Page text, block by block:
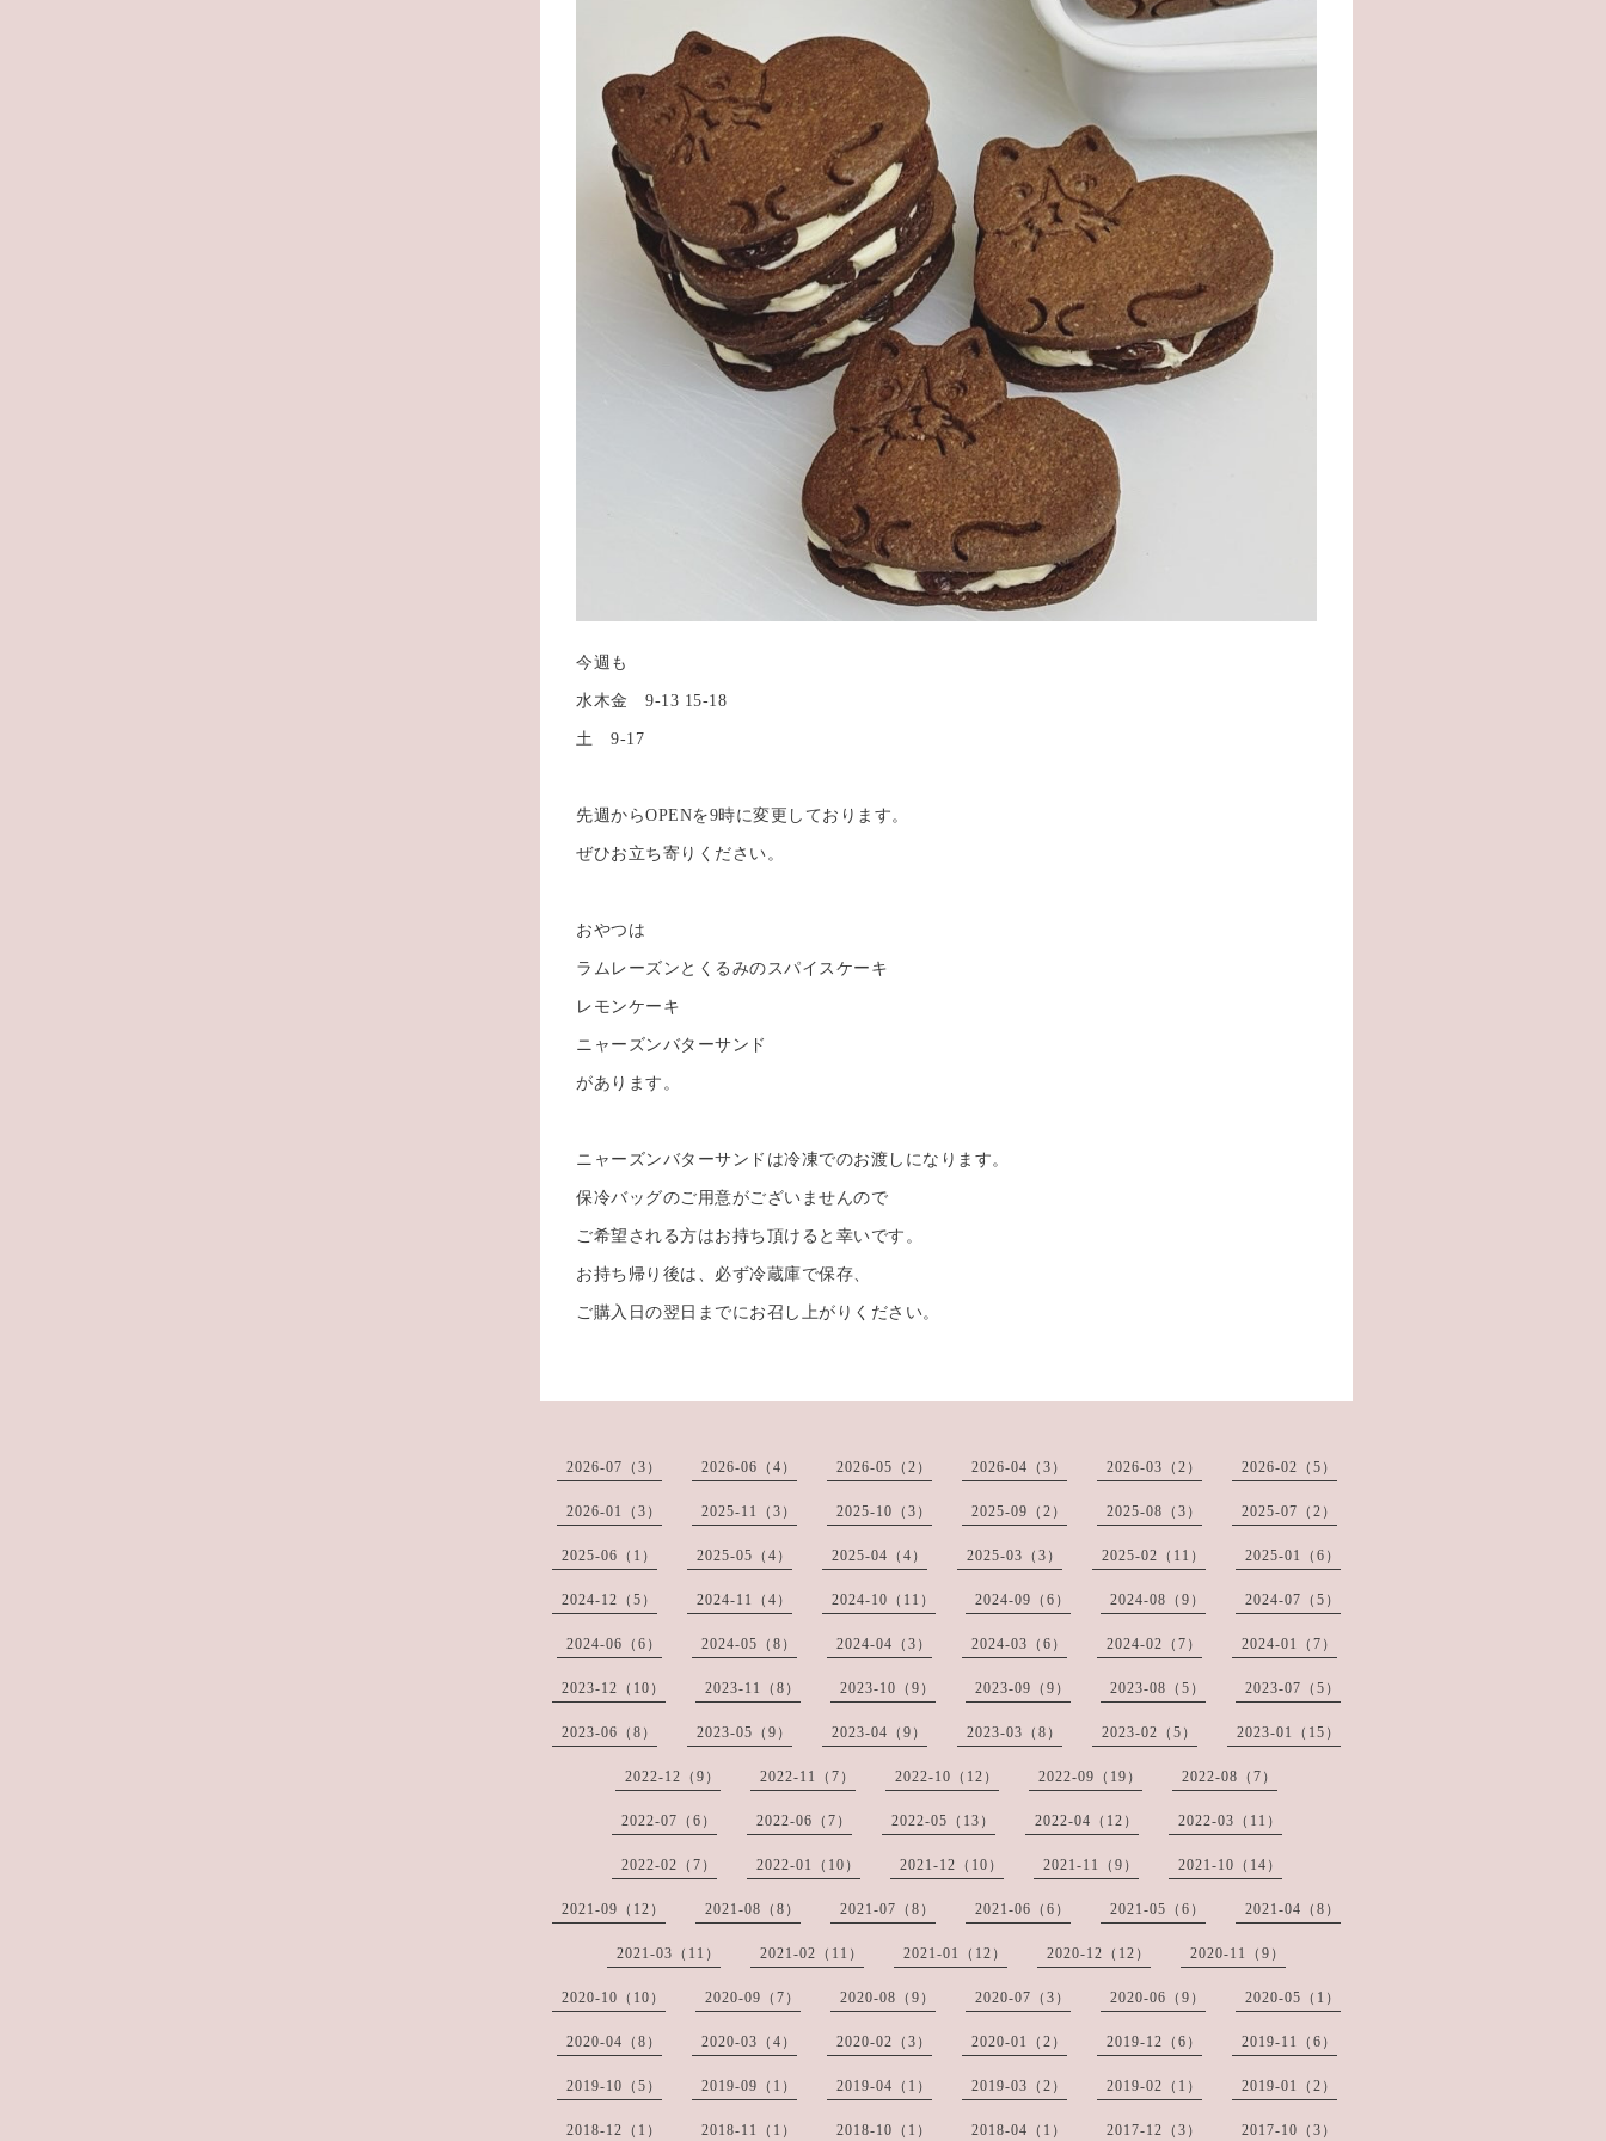
今週も
水木金 9-13 15-18
土 9-17
先週からOPENを9時に変更しております。
ぜひお立ち寄りください。
おやつは
ラムレーズンとくるみのスパイスケーキ
レモンケーキ
ニャーズンバターサンド
があります。
ニャーズンバターサンドは冷凍でのお渡しになります。
保冷バッグのご用意がございませんので
ご希望される方はお持ち頂けると幸いです。
お持ち帰り後は、必ず冷蔵庫で保存、
ご購入日の翌日までにお召し上がりください。
2026-07（3） 2026-06（4） 2026-05（2） 2026-04（3） 2026-03（2） 2026-02（5）
2026-01（3） 2025-11（3） 2025-10（3） 2025-09（2） 2025-08（3） 2025-07（2）
2025-06（1） 2025-05（4） 2025-04（4） 2025-03（3） 2025-02（11） 2025-01（6）
2024-12（5） 2024-11（4） 2024-10（11） 2024-09（6） 2024-08（9） 2024-07（5）
2024-06（6） 2024-05（8） 2024-04（3） 2024-03（6） 2024-02（7） 2024-01（7）
2023-12（10） 2023-11（8） 2023-10（9） 2023-09（9） 2023-08（5） 2023-07（5）
2023-06（8） 2023-05（9） 2023-04（9） 2023-03（8） 2023-02（5） 2023-01（15）
2022-12（9） 2022-11（7） 2022-10（12） 2022-09（19） 2022-08（7）
2022-07（6） 2022-06（7） 2022-05（13） 2022-04（12） 2022-03（11）
2022-02（7） 2022-01（10） 2021-12（10） 2021-11（9） 2021-10（14）
2021-09（12） 2021-08（8） 2021-07（8） 2021-06（6） 2021-05（6） 2021-04（8）
2021-03（11） 2021-02（11） 2021-01（12） 2020-12（12） 2020-11（9）
2020-10（10） 2020-09（7） 2020-08（9） 2020-07（3） 2020-06（9） 2020-05（1）
2020-04（8） 2020-03（4） 2020-02（3） 2020-01（2） 2019-12（6） 2019-11（6）
2019-10（5） 2019-09（1） 2019-04（1） 2019-03（2） 2019-02（1） 2019-01（2）
2018-12（1） 2018-11（1） 2018-10（1） 2018-04（1） 2017-12（3） 2017-10（3）